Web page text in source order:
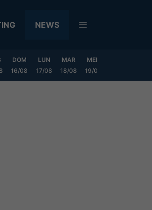
NEWS
DOM
16/08
LUN
17/08
MAR
18/08
MER
19/08